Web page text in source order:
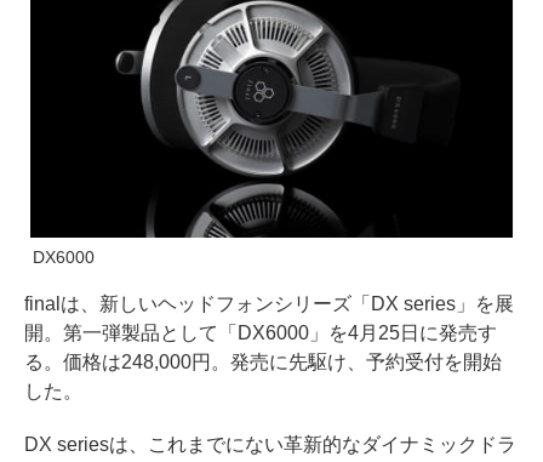
DX6000
finalは、新しいヘッドフォンシリーズ「DX series」を展
開。第一弾製品として「DX6000」を4月25日に発売す
る。価格は248,000円。発売に先駆け、予約受付を開始
した。
DX seriesは、これまでにない革新的なダイナミックドラ